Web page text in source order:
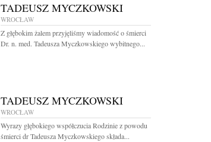
TADEUSZ MYCZKOWSKI
WROCŁAW
Z głębokim żalem przyjęliśmy wiadomość o śmierci
Dr. n. med. Tadeusza Myczkowskiego wybitnego...
TADEUSZ MYCZKOWSKI
WROCŁAW
Wyrazy głębokiego współczucia Rodzinie z powodu
śmierci dr Tadeusza Myczkowskiego składa...